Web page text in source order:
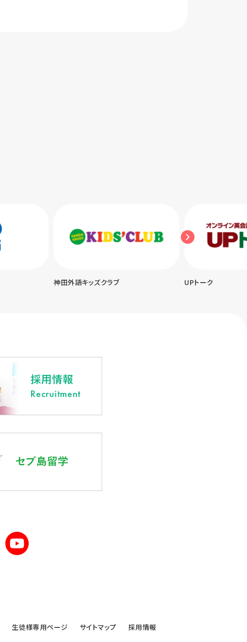
神田外語キッズクラブ UPトーク
生徒様専用ページ サイトマップ 採用情報